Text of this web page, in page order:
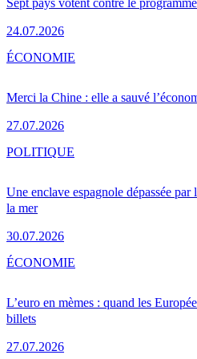
Sept pays votent contre le
24.07.2026
Merci la Chine : elle a sauvé
27.07.2026
ÉCONOMIE
Une enclave espagnole dépassée
la mer
30.07.2026
POLITIQUE
L’euro en mèmes : quand les
billets
27.07.2026
ÉCONOMIE